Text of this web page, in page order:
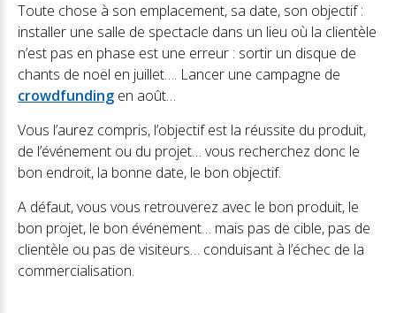
Toute chose à son emplacement, sa date, son objectif :
installer une salle de spectacle dans un lieu où la clientèle
n’est pas en phase est une erreur : sortir un disque de
chants de noël en juillet…. Lancer une campagne de
crowdfunding en août…
Vous l’aurez compris, l’objectif est la réussite du produit,
de l’événement ou du projet… vous recherchez donc le
bon endroit, la bonne date, le bon objectif.
A défaut, vous vous retrouverez avec le bon produit, le
bon projet, le bon événement… mais pas de cible, pas de
clientèle ou pas de visiteurs… conduisant à l’échec de la
commercialisation.